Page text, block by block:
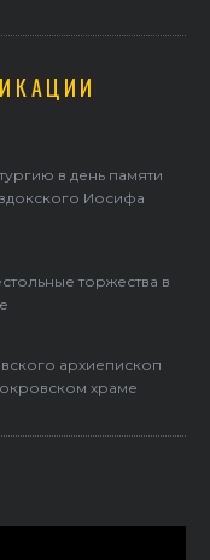
в день памяти
Иосифа
торжества в
архиепископ
храме